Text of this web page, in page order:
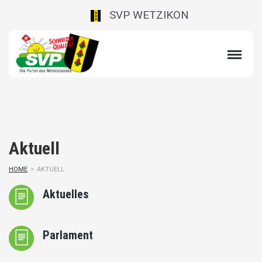
SVP WETZIKON
Aktuell
HOME > AKTUELL
Aktuelles
Parlament